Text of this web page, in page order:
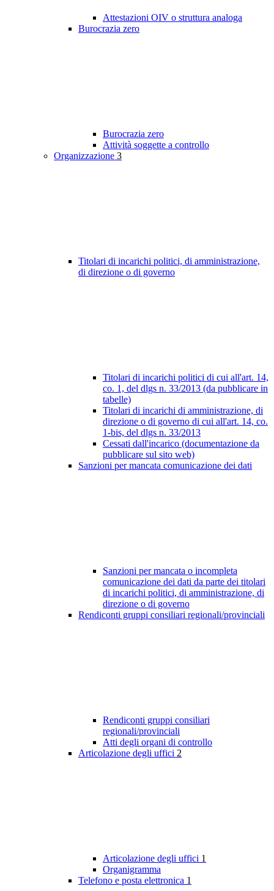
Attestazioni OIV o struttura analoga
Burocrazia zero
Burocrazia zero
Attività soggette a controllo
Organizzazione 3
Titolari di incarichi politici, di amministrazione,
di direzione o di governo
Titolari di incarichi politici di cui all'art. 14,
co. 1, del dlgs n. 33/2013 (da pubblicare in
tabelle)
Titolari di incarichi di amministrazione, di
direzione o di governo di cui all'art. 14, co.
1-bis, del dlgs n. 33/2013
Cessati dall'incarico (documentazione da
pubblicare sul sito web)
Sanzioni per mancata comunicazione dei dati
Sanzioni per mancata o incompleta
comunicazione dei dati da parte dei titolari
di incarichi politici, di amministrazione, di
direzione o di governo
Rendiconti gruppi consiliari regionali/provinciali
Rendiconti gruppi consiliari
regionali/provinciali
Atti degli organi di controllo
Articolazione degli uffici 2
Articolazione degli uffici 1
Organigramma
Telefono e posta elettronica 1